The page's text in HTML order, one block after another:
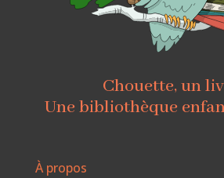
Chouette, un
Une bibliothèque
À propos